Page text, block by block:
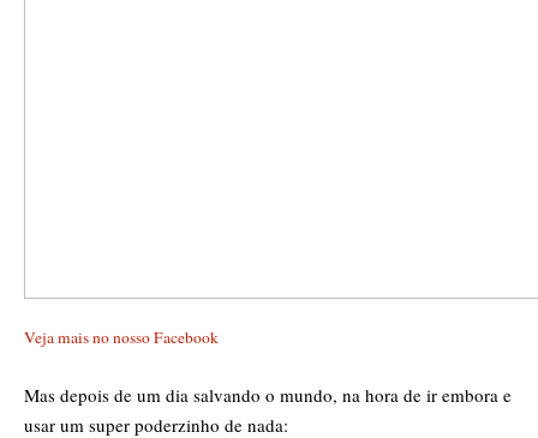
Veja mais no nosso Facebook
Mas depois de um dia salvando o mundo, na hora de ir embora e
usar um super poderzinho de nada: